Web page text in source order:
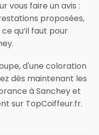
vous faire un avis :
proposées,
qu’il faut pour
d'une coloration
dès maintenant les
à Sanchey et
sur TopCoiffeur.fr.